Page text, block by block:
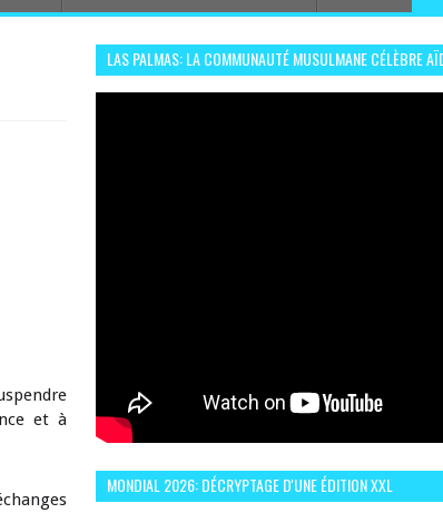
et à
LAS PALMAS: LA COMMUNAUTÉ MUSULMANE CÉLÈBRE
MONDIAL 2026: DÉCRYPTAGE D'UNE ÉDITION XXL